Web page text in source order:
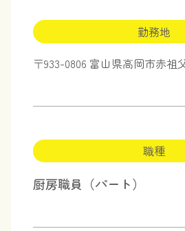
勤務地
〒933-0806 富山県高岡市赤祖
職種
厨房職員（パート）